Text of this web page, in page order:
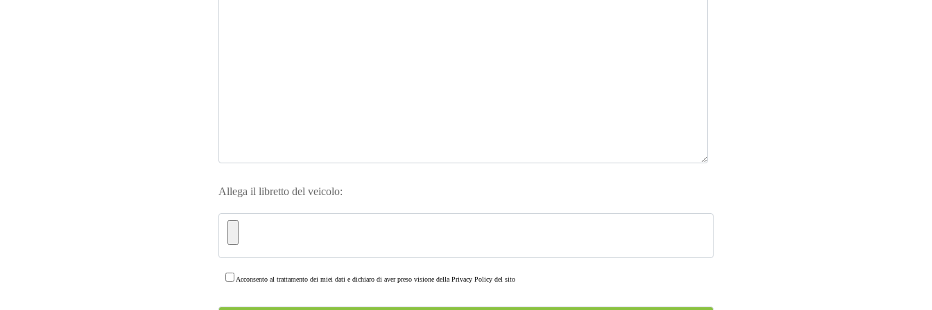
Allega il libretto del veicolo:
Acconsento al trattamento dei miei dati e dichiaro di aver preso visione dellaPrivacy Policy del sito